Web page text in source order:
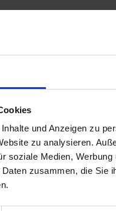
und Anzeigen zu
zu analysieren.
soziale Medien,
zusammen, die Sie